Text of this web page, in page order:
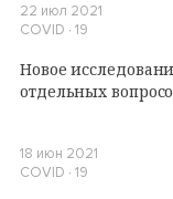
22 июл 2021
COVID ∙ 19
Новое
отдельных
18 июн 2021
COVID ∙ 19